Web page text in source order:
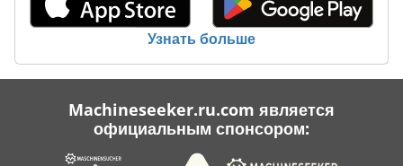
Узнать больше
Machineseeker.ru.com является
официальным спонсором: